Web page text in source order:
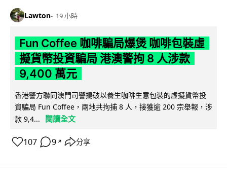
Lawton 19 小時
Fun Coffee 咖啡騙局爆煲 咖啡包裝虛
擬貨幣投資騙局 港澳警拘 8 人涉款
9,400 萬元
香港警方聯同澳門司警搗破以養生咖啡生意包裝的虛擬貨幣投
資騙局 Fun Coffee，兩地共拘捕 8 人，接獲逾 200 宗舉報，涉
款 9,4...
閱讀全文
107 9 ↗ 分享